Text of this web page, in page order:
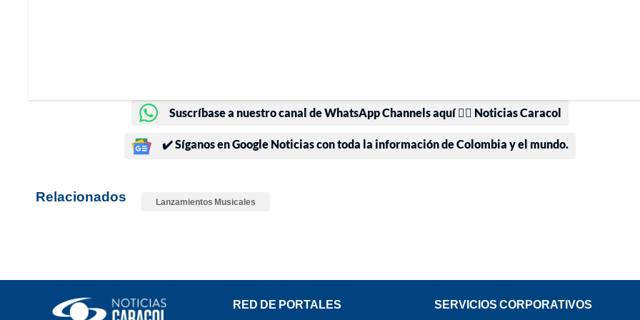
Suscríbase a nuestro canal de WhatsApp Channels aquí 👉🏻 Noticias Caracol
✔️ Síganos en Google Noticias con toda la información de Colombia y el mundo.
Relacionados Lanzamientos Musicales
RED DE PORTALES SERVICIOS CORPORATIVOS